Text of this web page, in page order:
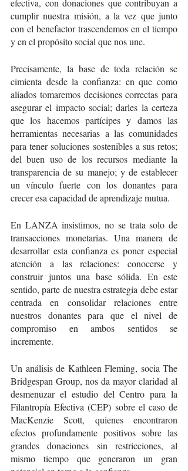
cumplir nuestra misión, a la vez que junto
con el benefactor trascendemos en el tiempo
y en el propósito social que nos une.
Precisamente, la base de toda relación se
cimienta desde la confianza: en que como
aliados tomaremos decisiones correctas para
asegurar el impacto social; darles la certeza
que los hacemos partícipes y damos las
herramientas necesarias a las comunidades
para tener soluciones sostenibles a sus retos;
del buen uso de los recursos mediante la
transparencia de su manejo; y de establecer
un vínculo fuerte con los donantes para
crecer esa capacidad de aprendizaje mutua.
En LANZA insistimos, no se trata solo de
transacciones monetarias. Una manera de
desarrollar esta confianza es poner especial
atención a las relaciones: conocerse y
construir juntos una base sólida. En este
sentido, parte de nuestra estrategia debe estar
centrada en consolidar relaciones entre
nuestros donantes para que el nivel de
compromiso en ambos sentidos se
incremente.
Un análisis de Kathleen Fleming, socia The
Bridgespan Group, nos da mayor claridad al
desmenuzar el estudio del Centro para la
Filantropía Efectiva (CEP) sobre el caso de
MacKenzie Scott, quienes encontraron
efectos profundamente positivos sobre las
grandes donaciones sin restricciones, al
mismo tiempo que generaron un gran